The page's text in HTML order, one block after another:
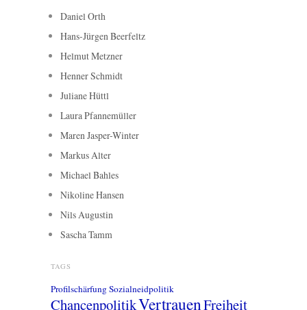
Daniel Orth
Hans-Jürgen Beerfeltz
Helmut Metzner
Henner Schmidt
Juliane Hüttl
Laura Pfannemüller
Maren Jasper-Winter
Markus Alter
Michael Bahles
Nikoline Hansen
Nils Augustin
Sascha Tamm
TAGS
ProfilschärfungSozialneidpolitik
ChancenpolitikVertrauenFreiheit